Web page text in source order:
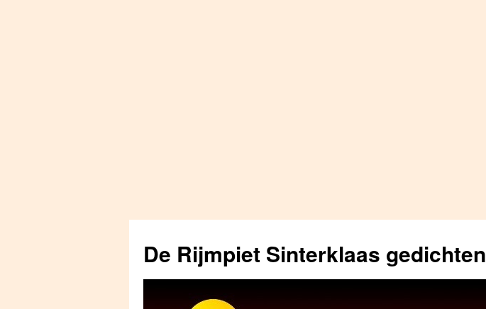
content
De Rijmpiet Sinterklaas gedichten